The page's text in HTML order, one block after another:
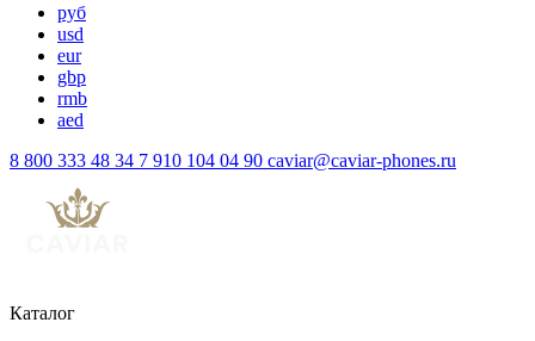
руб
usd
eur
gbp
rmb
aed
8 800 333 48 34 7 910 104 04 90 caviar@caviar-phones.ru
Каталог